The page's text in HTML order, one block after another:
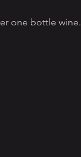
one bottle wine.